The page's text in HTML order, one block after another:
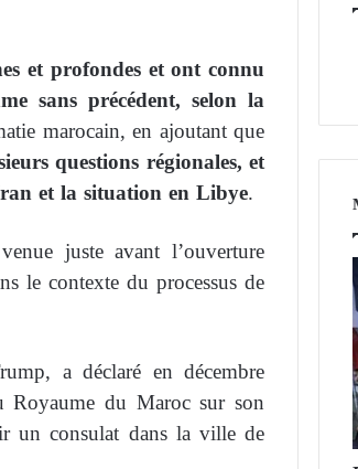
et profondes et ont connu
sans précédent, selon la
marocain, en ajoutant que
questions régionales, et
et la situation en Libye.
juste avant l’ouverture
le contexte du processus de
a déclaré en décembre
Royaume du Maroc sur son
un consulat dans la ville de